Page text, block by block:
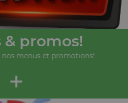
& promos!
nos menus et promotions!
+